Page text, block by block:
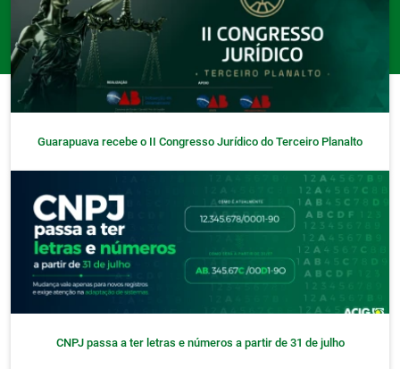
Guarapuava recebe o II Congresso Jurídico do Terceiro Planalto
CNPJ passa a ter letras e números a partir de 31 de julho